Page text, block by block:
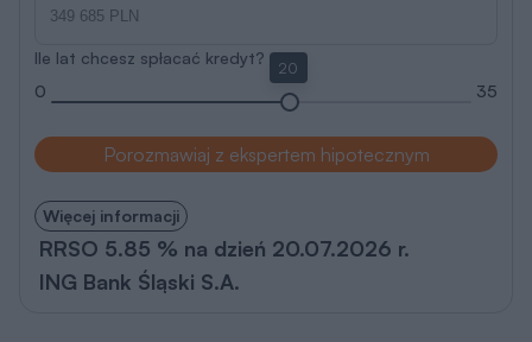
Ile lat chcesz spłacać kredyt?
0
20
35
Porozmawiaj z ekspertem hipotecznym
Więcej informacji
RRSO 5.85 % na dzień 20.07.2026 r.
ING Bank Śląski S.A.